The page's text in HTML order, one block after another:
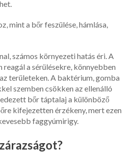
mint a bőr feszülése, hámlása,
számos környezeti hatás éri. A
a sérülésekre, könnyebben
területeken. A baktérium, gomba
szemben csökken az ellenálló
bőr táptalaj a különböző
kifejezetten érzékeny, mert ezen
faggyúmirigy.